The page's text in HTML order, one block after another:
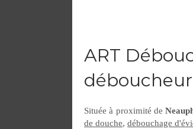
ART
Située à proximité de
de douche, débouchage